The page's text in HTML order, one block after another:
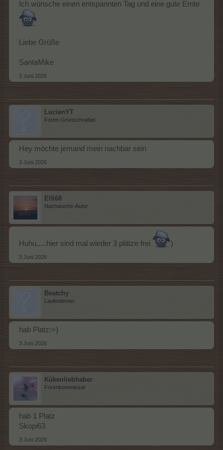
Ich wünsche einen entspannten Tag und eine gute Ernte
Liebe Grüße
SantaMike
3 Juni 2026
LucienYT
Foren-Grünschnabel
Hey möchte jemand mein nachbar sein
3 Juni 2026
Elfi68
Nachwuchs-Autor
Huhu.....hier sind mal wieder 3 plätze frei )
3 Juni 2026
Beatchy
Laufenlerner
hab Platz:=)
3 Juni 2026
Kükenliebhaber
Forenkommissar
hab 1 Platz
Skopi63
3 Juni 2026